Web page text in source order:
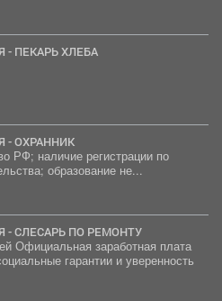
- ПЕКАРЬ ХЛЕБА
- ОХРАННИК
по
месту жительства; образование не...
- СЛЕСАРЬ ПО РЕМОНТУ
Официальная заработная плата
гарантии и уверенность